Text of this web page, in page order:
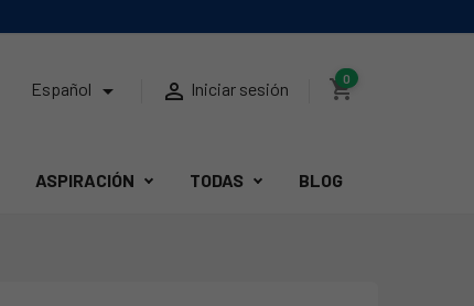
Español   Iniciar sesión shopping_cart
0
ASPIRACIÓN TODAS BLOG